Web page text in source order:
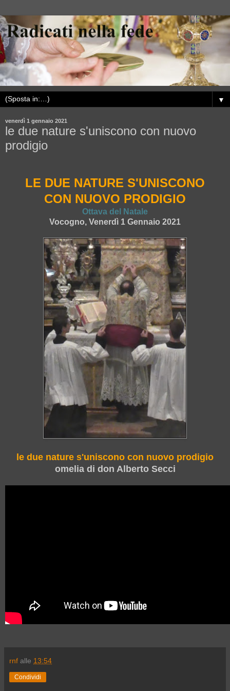
▼
venerdì 1 gennaio 2021
le due nature s'uniscono con nuovo
prodigio
LE DUE NATURE S'UNISCONO
CON NUOVO PRODIGIO
Ottava del Natale
Vocogno, Venerdì 1 Gennaio 2021
le due nature s'uniscono con nuovo prodigio
omelia di don Alberto Secci
rnf alle 13:54
Condividi